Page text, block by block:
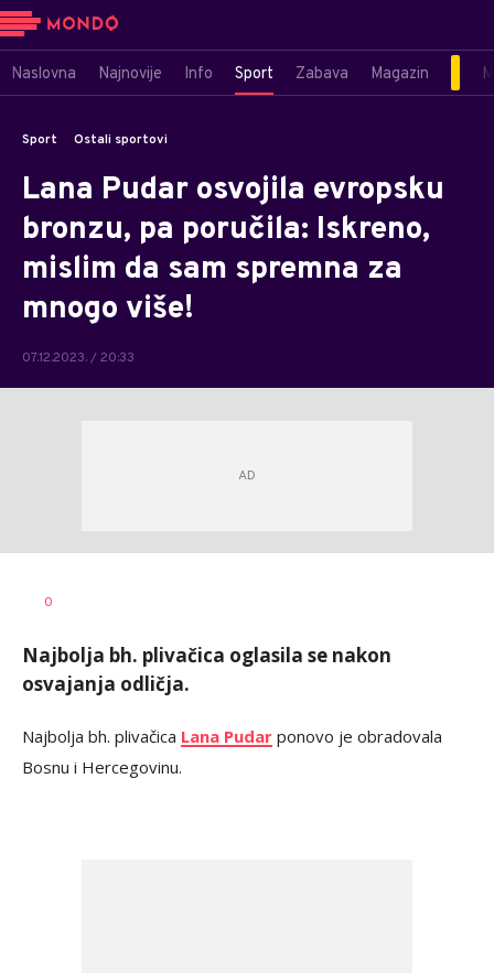
Naslovna Najnovije Info Sport Zabava Magazin
Sport Ostali sportovi
Lana Pudar osvojila evropsku
bronzu, pa poručila: Iskreno,
mislim da sam spremna za
mnogo više!
07.12.2023. / 20:33
AUTOR
0
Najbolja bh. plivačica oglasila se nakon
osvajanja odličja.
Najbolja bh. plivačica Lana Pudar ponovo je obradovala
Bosnu i Hercegovinu.